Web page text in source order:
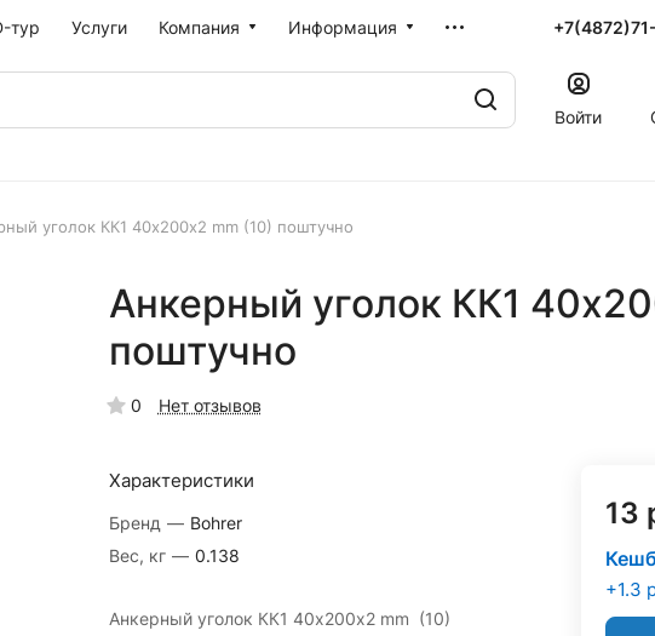
тур Услуги Компания Информация
Войти
уголок КК1 40х200х2 mm (10) поштучно
Анкерный уголок КК1
поштучно
0 Нет отзывов
Характеристики
Бренд — Bohrer
Вес, кг — 0.138
Анкерный уголок КК1 40х200х2 mm (10)
13
+1.3